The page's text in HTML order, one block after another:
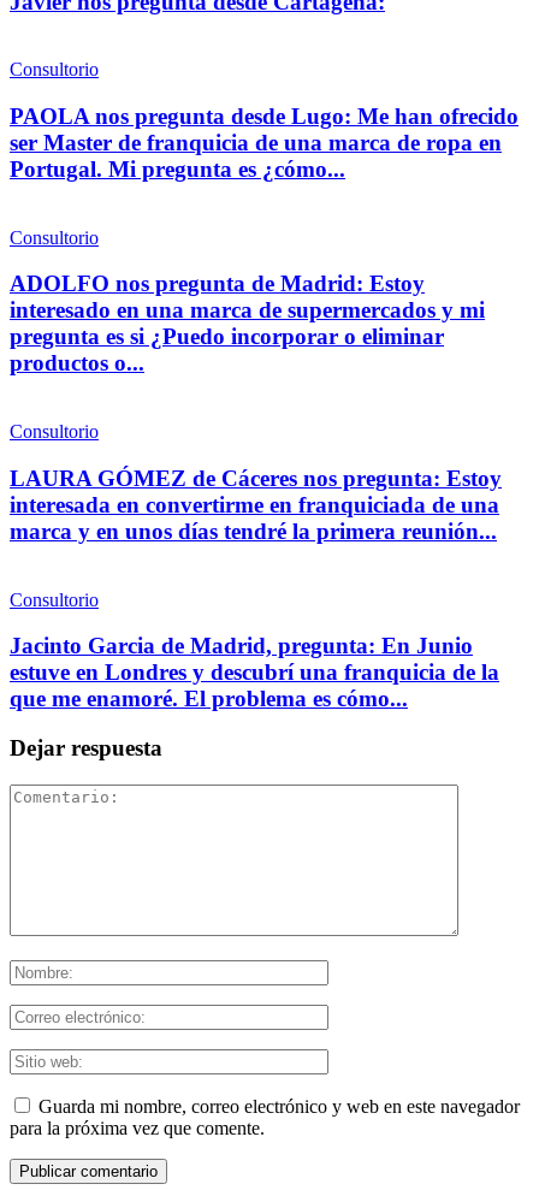
Consultorio
PAOLA nos pregunta desde Lugo: Me han ofrecido
ser Master de franquicia de una marca de ropa en
Portugal. Mi pregunta es ¿cómo...
Consultorio
ADOLFO nos pregunta de Madrid: Estoy
interesado en una marca de supermercados y mi
pregunta es si ¿Puedo incorporar o eliminar
productos o...
Consultorio
LAURA GÓMEZ de Cáceres nos pregunta: Estoy
interesada en convertirme en franquiciada de una
marca y en unos días tendré la primera reunión...
Consultorio
Jacinto Garcia de Madrid, pregunta: En Junio
estuve en Londres y descubrí una franquicia de la
que me enamoré. El problema es cómo...
Dejar respuesta
Guarda mi nombre, correo electrónico y web en este navegador
para la próxima vez que comente.